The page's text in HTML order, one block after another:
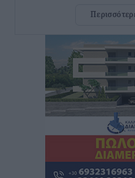
δεν υπάρχουν
Ειδήσεις• πριν 13 ώρες
Στον Άγιο Νικόλαο
ανανεωμένο
Τοπικές Ειδήσεις• πριν 13 ώρες
Ρόδος: «Βουλιάζει» από